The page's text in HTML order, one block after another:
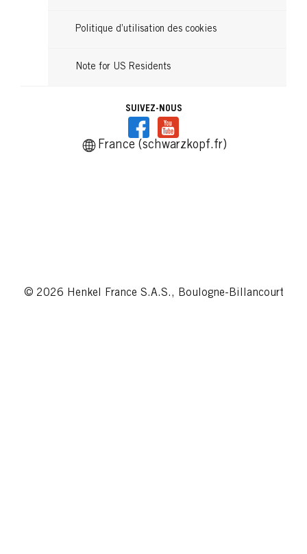
Politique d’utilisation des cookies
Note for US Residents
SUIVEZ-NOUS
France (schwarzkopf.fr)
© 2026 Henkel France S.A.S., Boulogne-Billancourt